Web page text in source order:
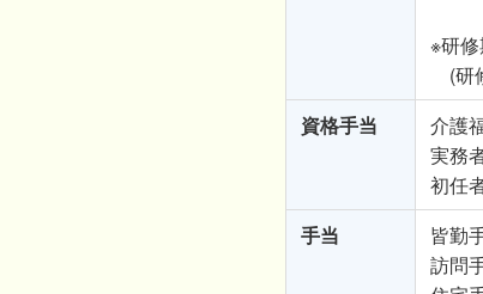
※研
(研
資格手当
介護
実務
初任
手当
皆
訪問